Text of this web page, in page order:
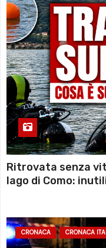
Ritrovata senza
lago di Como:
CRONACA CRONACA